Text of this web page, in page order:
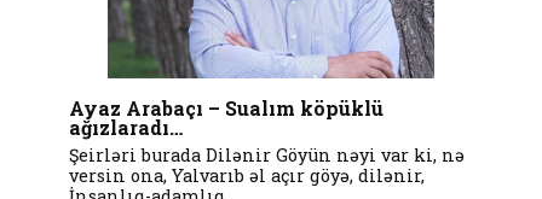
Ayaz Arabaçı – Sualım köpüklü
ağızlaradı…
Şeirləri burada Dilənir Göyün nəyi var ki, nə
versin ona, Yalvarıb əl açır göyə, dilənir,